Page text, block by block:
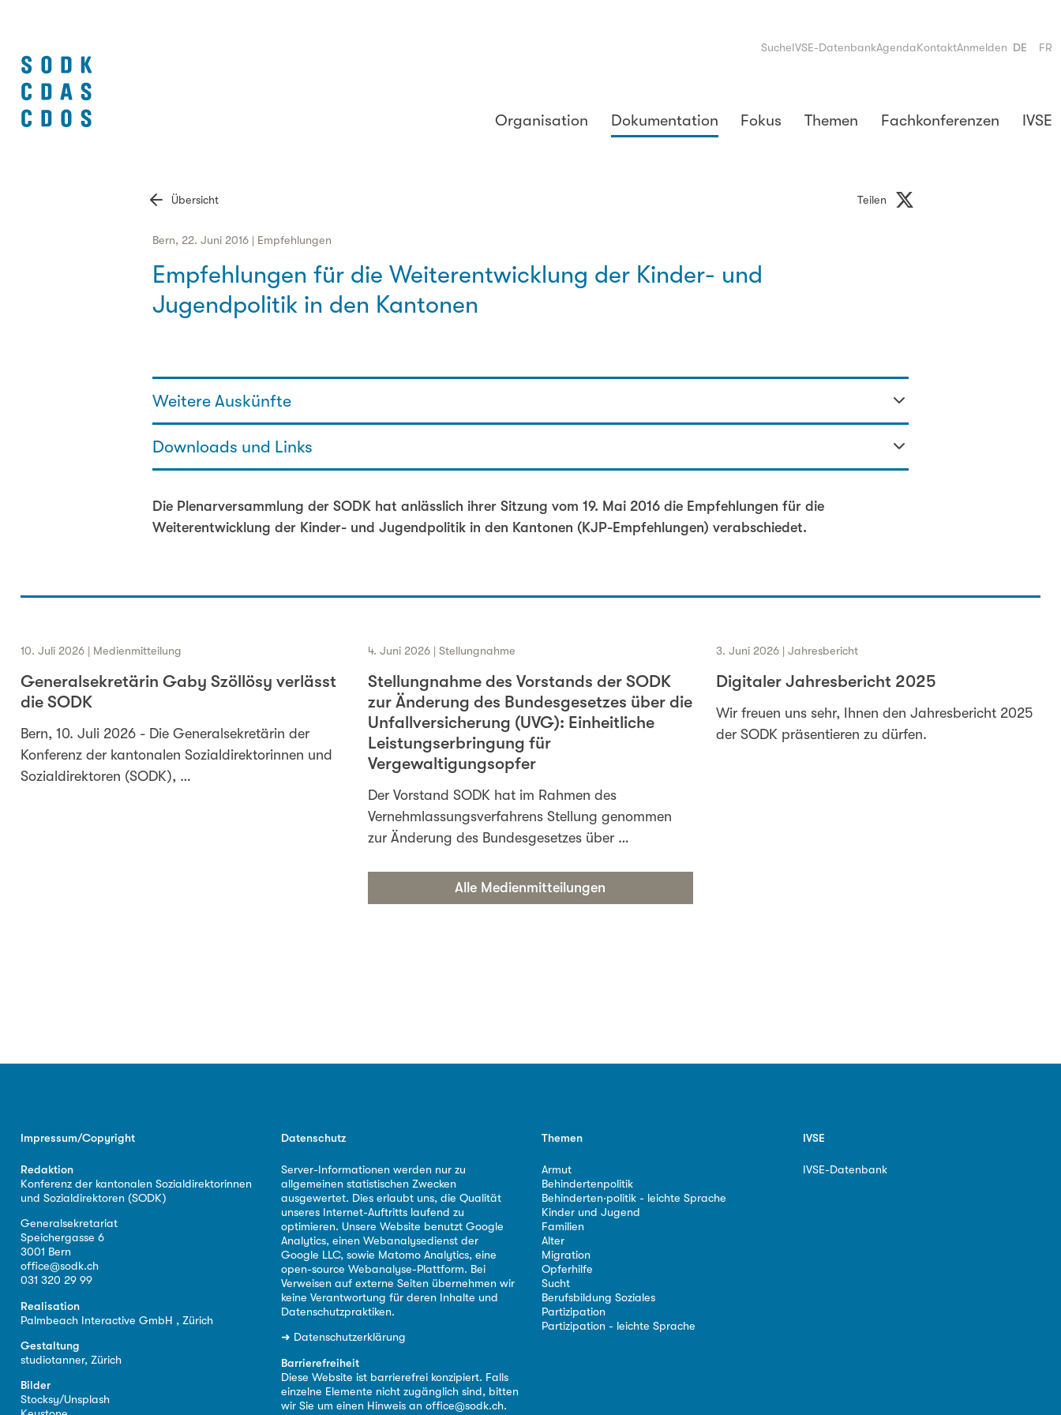
SucheIVSE-DatenbankAgendaKontaktAnmelden DE FR
Organisation Dokumentation Fokus Themen Fachkonferenzen IVSE
Übersicht Teilen
Bern, 22. Juni 2016 | Empfehlungen
Empfehlungen für die Weiterentwicklung der Kinder- und
Jugendpolitik in den Kantonen
Weitere Auskünfte
Joanna Bärtschi - Fachbereichsleiterin
joanna.baertschi@sodk.ch
Downloads und Links
Empfehlungen für die Weiterentwicklung der Kinder- und Jugendpolitik in den Kantonen
Die Plenarversammlung der SODK hat anlässlich ihrer Sitzung vom 19. Mai 2016 die Empfehlungen für die
Weiterentwicklung der Kinder- und Jugendpolitik in den Kantonen (KJP-Empfehlungen) verabschiedet.
10. Juli 2026 | Medienmitteilung
Generalsekretärin Gaby Szöllösy verlässt
die SODK
Bern, 10. Juli 2026 - Die Generalsekretärin der
Konferenz der kantonalen Sozialdirektorinnen und
Sozialdirektoren (SODK), …
4. Juni 2026 | Stellungnahme
Stellungnahme des Vorstands der SODK
zur Änderung des Bundesgesetzes über die
Unfallversicherung (UVG): Einheitliche
Leistungserbringung für
Vergewaltigungsopfer
Der Vorstand SODK hat im Rahmen des
Vernehmlassungsverfahrens Stellung genommen
zur Änderung des Bundesgesetzes über …
3. Juni 2026 | Jahresbericht
Digitaler Jahresbericht 2025
Wir freuen uns sehr, Ihnen den Jahresbericht 2025
der SODK präsentieren zu dürfen.
Alle Medienmitteilungen
Impressum/Copyright
Redaktion
Konferenz der kantonalen Sozialdirektorinnen
und Sozialdirektoren (SODK)
Generalsekretariat
Speichergasse 6
3001 Bern
office@sodk.ch
031 320 29 99
Realisation
Palmbeach Interactive GmbH , Zürich
Gestaltung
studiotanner, Zürich
Bilder
Stocksy/Unsplash
Datenschutz
Server-Informationen werden nur zu
allgemeinen statistischen Zwecken
ausgewertet. Dies erlaubt uns, die Qualität
unseres Internet-Auftritts laufend zu
optimieren. Unsere Website benutzt Google
Analytics, einen Webanalysedienst der
Google LLC, sowie Matomo Analytics, eine
open-source Webanalyse-Plattform. Bei
Verweisen auf externe Seiten übernehmen wir
keine Verantwortung für deren Inhalte und
Datenschutzpraktiken.
➜ Datenschutzerklärung
Barrierefreiheit
Diese Website ist barrierefrei konzipiert. Falls
einzelne Elemente nicht zugänglich sind, bitten
wir Sie um einen Hinweis anoffice@sodk.ch.
Themen
Armut
Behindertenpolitik
Behinderten·politik - leichte Sprache
Kinder und Jugend
Familien
Alter
Migration
Opferhilfe
Sucht
Berufsbildung Soziales
Partizipation
Partizipation - leichte Sprache
IVSE
IVSE-Datenbank